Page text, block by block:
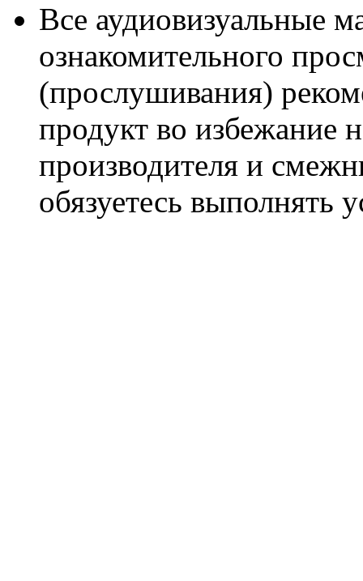
Все аудиовизуальные
ознакомительного
(прослушивания)
продукт во избежание
производителя и
обязуетесь выполнять